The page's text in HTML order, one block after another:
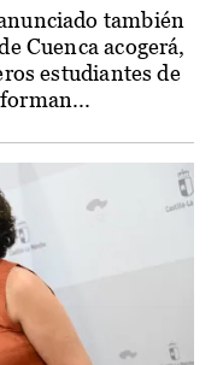
también
Cuenca acogerá,
estudiantes de